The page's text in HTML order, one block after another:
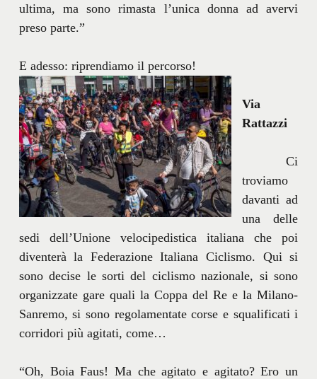
ultima, ma sono rimasta l’unica donna ad avervi
preso parte.”
E adesso: riprendiamo il percorso!
Via
Rattazzi
Ci
troviamo
davanti ad
una delle
sedi dell’Unione velocipedistica italiana che poi
diventerà la Federazione Italiana Ciclismo. Qui si
sono decise le sorti del ciclismo nazionale, si sono
organizzate gare quali la Coppa del Re e la Milano-
Sanremo, si sono regolamentate corse e squalificati i
corridori più agitati, come…
“Oh, Boia Faus! Ma che agitato e agitato? Ero un